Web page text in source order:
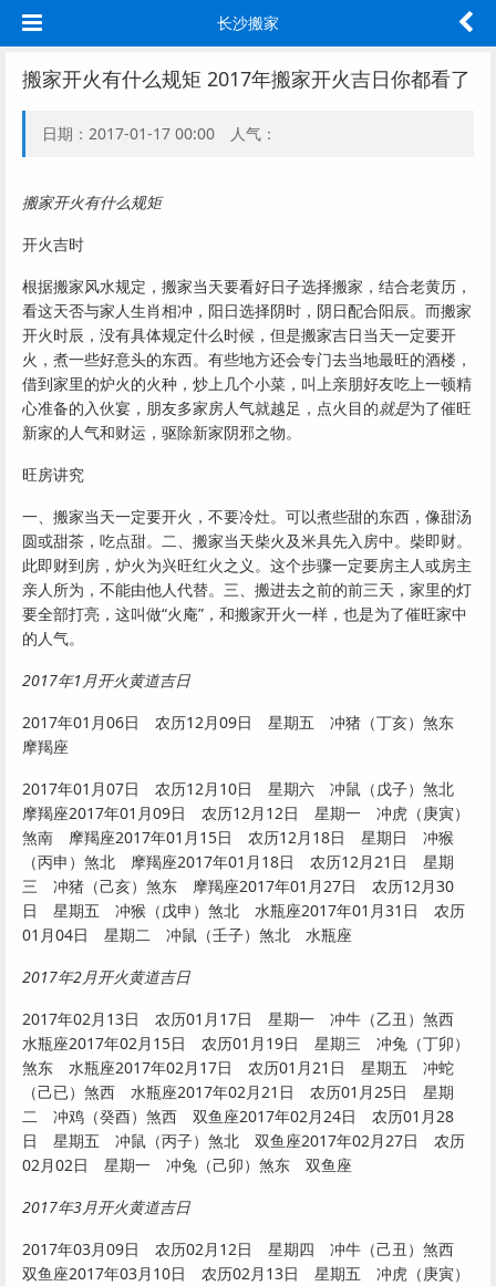
长沙搬家
搬家开火有什么规矩 2017年搬家开火吉日你都看了
日期：2017-01-17 00:00 人气：
搬家开火有什么规矩
开火吉时
根据搬家风水规定，搬家当天要看好日子选择搬家，结合老黄历，
看这天否与家人生肖相冲，阳日选择阴时，阴日配合阳辰。而搬家
开火时辰，没有具体规定什么时候，但是搬家吉日当天一定要开
火，煮一些好意头的东西。有些地方还会专门去当地最旺的酒楼，
借到家里的炉火的火种，炒上几个小菜，叫上亲朋好友吃上一顿精
心准备的入伙宴，朋友多家房人气就越足，点火目的就是为了催旺
新家的人气和财运，驱除新家阴邪之物。
旺房讲究
一、搬家当天一定要开火，不要冷灶。可以煮些甜的东西，像甜汤
圆或甜茶，吃点甜。二、搬家当天柴火及米具先入房中。柴即财。
此即财到房，炉火为兴旺红火之义。这个步骤一定要房主人或房主
亲人所为，不能由他人代替。三、搬进去之前的前三天，家里的灯
要全部打亮，这叫做“火庵”，和搬家开火一样，也是为了催旺家中
的人气。
2017年1月开火黄道吉日
2017年01月06日 农历12月09日 星期五 冲猪（丁亥）煞东
摩羯座
2017年01月07日 农历12月10日 星期六 冲鼠（戊子）煞北
摩羯座2017年01月09日 农历12月12日 星期一 冲虎（庚寅）
煞南 摩羯座2017年01月15日 农历12月18日 星期日 冲猴
（丙申）煞北 摩羯座2017年01月18日 农历12月21日 星期
三 冲猪（己亥）煞东 摩羯座2017年01月27日 农历12月30
日 星期五 冲猴（戊申）煞北 水瓶座2017年01月31日 农历
01月04日 星期二 冲鼠（壬子）煞北 水瓶座
2017年2月开火黄道吉日
2017年02月13日 农历01月17日 星期一 冲牛（乙丑）煞西
水瓶座2017年02月15日 农历01月19日 星期三 冲兔（丁卯）
煞东 水瓶座2017年02月17日 农历01月21日 星期五 冲蛇
（己已）煞西 水瓶座2017年02月21日 农历01月25日 星期
二 冲鸡（癸酉）煞西 双鱼座2017年02月24日 农历01月28
日 星期五 冲鼠（丙子）煞北 双鱼座2017年02月27日 农历
02月02日 星期一 冲兔（己卯）煞东 双鱼座
2017年3月开火黄道吉日
2017年03月09日 农历02月12日 星期四 冲牛（己丑）煞西
双鱼座2017年03月10日 农历02月13日 星期五 冲虎（庚寅）